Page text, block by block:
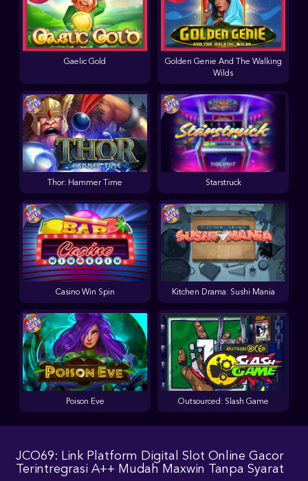
Casino Win Spin
Starstruck
Poison Eve
Golden Genie And The Walking
Wilds
Outsourced: Slash Game
Gaelic Gold
Kitchen Drama: Sushi Mania
Thor: Hammer Time
JCO69: Link Platform Digital Slot Online Gacor
Terintregrasi A++ Mudah Maxwin Tanpa Syarat